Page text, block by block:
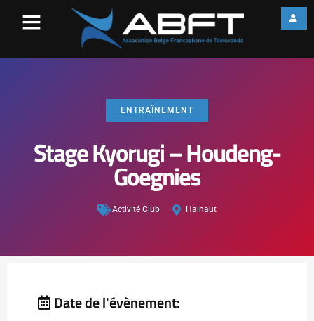
ENTRAÎNEMENT
Stage Kyorugi – Houdeng-
Goegnies
Activité Club Hainaut
Date de l'évènement: